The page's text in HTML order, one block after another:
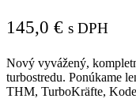
145,0 € s DPH
Nový vyvážený,
turbostredu. Ponúkame
THM, TurboKräfte,